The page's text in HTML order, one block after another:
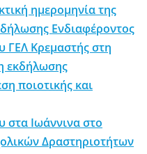
ημερομηνία της
Ενδιαφέροντος
ΓΕΛ Κρεμαστής στη
εκδήλωσης
ποιοτικής και
στα Ιωάννινα στο
Δραστηριοτήτων